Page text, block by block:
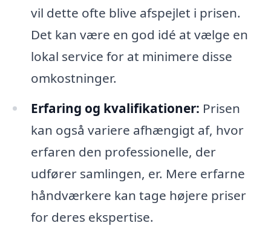
vil dette ofte blive afspejlet i prisen.
Det kan være en god idé at vælge en
lokal service for at minimere disse
omkostninger.
Erfaring og kvalifikationer: Prisen
kan også variere afhængigt af, hvor
erfaren den professionelle, der
udfører samlingen, er. Mere erfarne
håndværkere kan tage højere priser
for deres ekspertise.